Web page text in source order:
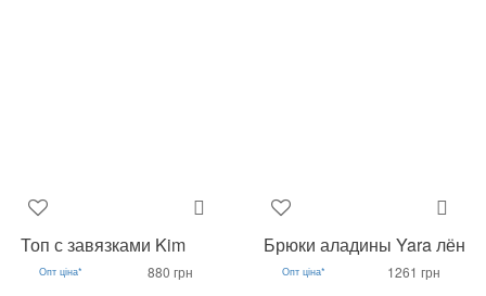
Топ с завязками Kim
Опт ціна* 880 грн
Брюки аладины Yara лён
Опт ціна* 1261 грн